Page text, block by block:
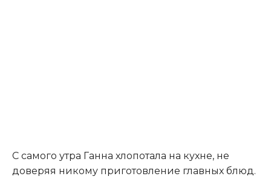
С самого утра Ганна хлопотала на кухне, не
доверяя никому приготовление главных блюд.